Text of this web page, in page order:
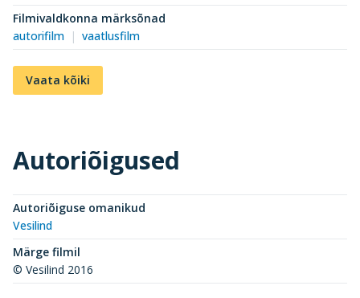
Filmivaldkonna märksõnad
autorifilm
vaatlusfilm
Vaata kõiki
Autoriõigused
Autoriõiguse omanikud
Vesilind
Märge filmil
© Vesilind 2016